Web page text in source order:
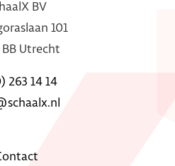
BV
101
BB Utrecht
263 14 14